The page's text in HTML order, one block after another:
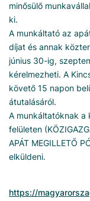
minősülő
ki.
A munkáltató az
díjat és annak
június 30-ig,
kérelmezheti. A
követő 15 napon
átutalásáról.
A munkáltatóknak a
felületen
APÁT MEGILLETŐ
elküldeni.
https://